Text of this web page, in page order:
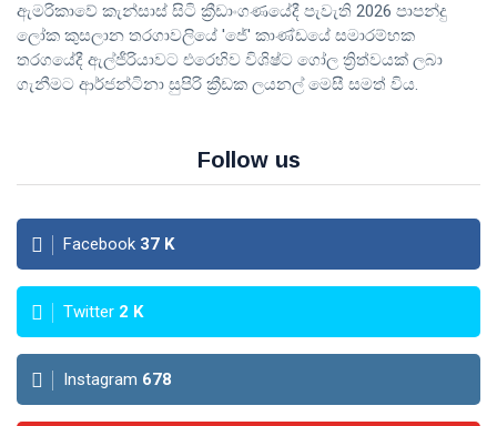
ඇමරිකාවේ කැන්සාස් සිටි ක්‍රීඩාංගණයේදී පැවැති 2026 පාපන්දු
ලෝක කුසලාන තරගාවලියේ 'ජේ' කාණ්ඩයේ සමාරම්භක
තරගයේදී ඇල්ජීරියාවට එරෙහිව විශිෂ්ට ගෝල ත්‍රිත්වයක් ලබා
ගැනීමට ආර්ජන්ටිනා සුපිරි ක්‍රීඩක ලයනල් මෙසී සමත් විය.
Follow us
Facebook 37 K
Twitter 2 K
Instagram 678